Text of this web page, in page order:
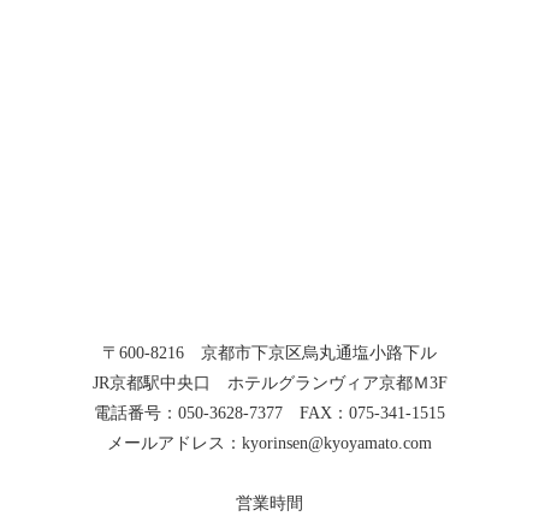
〒600-8216 京都市下京区烏丸通塩小路下ル
JR京都駅中央口 ホテルグランヴィア京都Ｍ3F
電話番号：050-3628-7377 FAX：075-341-1515
メールアドレス：kyorinsen@kyoyamato.com
営業時間